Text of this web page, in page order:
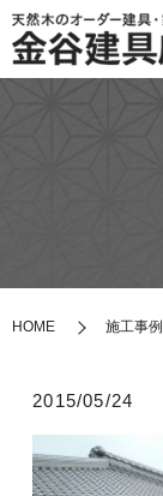
HOME 施工事例
2015/05/24